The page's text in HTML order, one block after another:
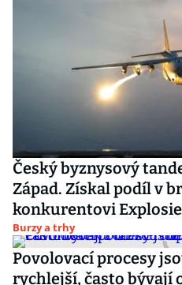
Český byznysový
Západ. Získal podíl v
konkurentovi Explosie
Burzy a trhy
Povolovací procesy
rychlejší, často bývají